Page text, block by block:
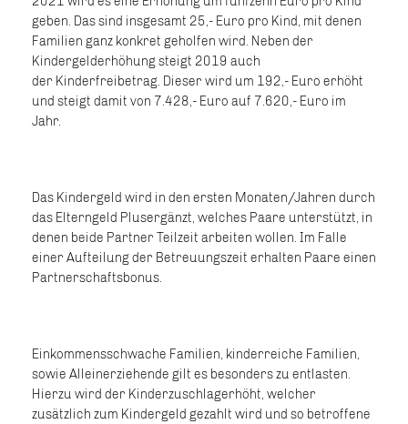
geben. Das sind insgesamt 25,- Euro pro Kind, mit denen
Familien ganz konkret geholfen wird. Neben der
Kindergelderhöhung steigt 2019 auch
der Kinderfreibetrag. Dieser wird um 192,- Euro erhöht
und steigt damit von 7.428,- Euro auf 7.620,- Euro im
Jahr.
Das Kindergeld wird in den ersten Monaten/Jahren durch
das Elterngeld Plusergänzt, welches Paare unterstützt, in
denen beide Partner Teilzeit arbeiten wollen. Im Falle
einer Aufteilung der Betreuungszeit erhalten Paare einen
Partnerschaftsbonus.
Einkommensschwache Familien, kinderreiche Familien,
sowie Alleinerziehende gilt es besonders zu entlasten.
Hierzu wird der Kinderzuschlagerhöht, welcher
zusätzlich zum Kindergeld gezahlt wird und so betroffene